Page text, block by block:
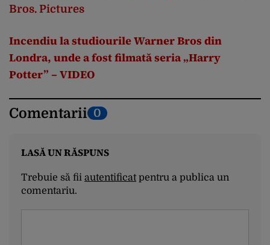
Bros. Pictures
Incendiu la studiourile Warner Bros din
Londra, unde a fost filmată seria „Harry
Potter” – VIDEO
Comentarii 0
LASĂ UN RĂSPUNS
Trebuie să fii autentificatpentru a publica un
comentariu.